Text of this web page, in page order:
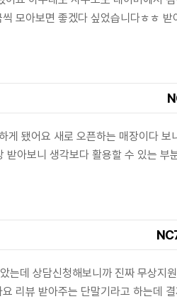
모아보면 좋겠다 싶었습니다ㅎㅎ
됐어요 새로 오픈하는 매장이다 보
아보니 생각보다 활용할 수 있는 부
데 상담신청해보니까 진짜 무상지
리뷰 받아주는 단말기라고 하는데